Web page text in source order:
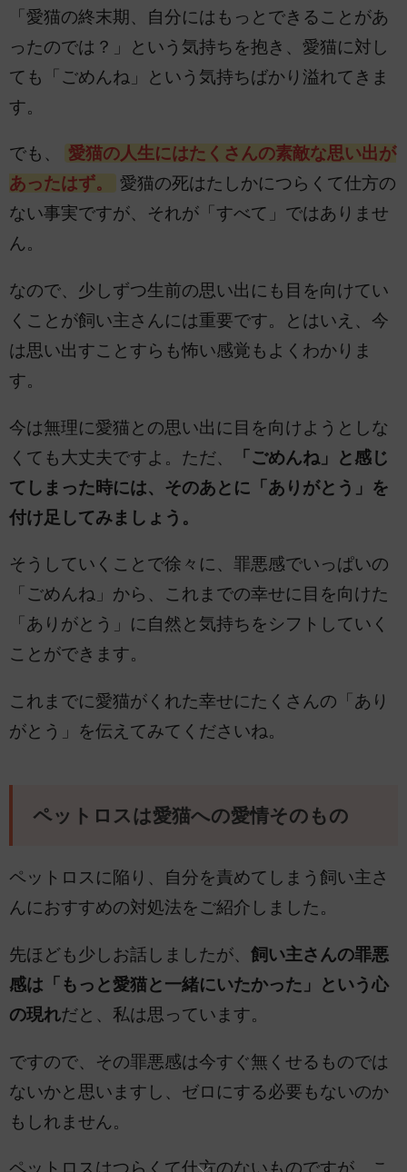
「愛猫の終末期、自分にはもっとできることがあ
ったのでは？」という気持ちを抱き、愛猫に対し
ても「ごめんね」という気持ちばかり溢れてきま
す。
でも、
愛猫の人生にはたくさんの素敵な思い出が
あったはず。
愛猫の死はたしかにつらくて仕方の
ない事実ですが、それが「すべて」ではありませ
ん。
なので、少しずつ生前の思い出にも目を向けてい
くことが飼い主さんには重要です。とはいえ、今
は思い出すことすらも怖い感覚もよくわかりま
す。
今は無理に愛猫との思い出に目を向けようとしな
くても大丈夫ですよ。ただ、
「ごめんね」と感じ
てしまった時には、そのあとに「ありがとう」を
付け足してみましょう。
そうしていくことで徐々に、罪悪感でいっぱいの
「ごめんね」から、これまでの幸せに目を向けた
「ありがとう」に自然と気持ちをシフトしていく
ことができます。
これまでに愛猫がくれた幸せにたくさんの「あり
がとう」を伝えてみてくださいね。
ペットロスは愛猫への愛情そのもの
ペットロスに陥り、自分を責めてしまう飼い主さ
んにおすすめの対処法をご紹介しました。
先ほども少しお話しましたが、 飼い主さんの罪悪
感は「もっと愛猫と一緒にいたかった」という心
の現れだと、私は思っています。
ですので、その罪悪感は今すぐ無くせるものでは
ないかと思いますし、ゼロにする必要もないのか
もしれません。
ペットロスはつらくて仕方のないものですが、こ